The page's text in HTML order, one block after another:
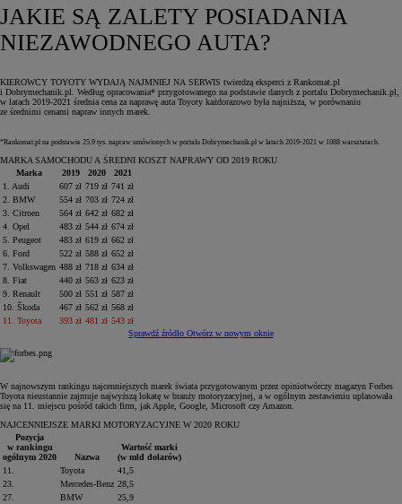
JAKIE SĄ ZALETY POSIADANIA
NIEZAWODNEGO AUTA?
KIEROWCY TOYOTY WYDAJĄ NAJMNIEJ NA SERWIS twierdzą eksperci z Rankomat.pl
i Dobrymechanik.pl. Według opracowania* przygotowanego na podstawie danych z portalu Dobrymechanik.pl,
w latach 2019‑2021 średnia cena za naprawę auta Toyoty każdorazowo była najniższa, w porównaniu
ze średnimi cenami napraw innych marek.
*Rankomat.pl na podstawie 25.9 tys. napraw umówionych w portalu Dobrymechanik.pl w latach 2019‑2021 w 1088 warsztatach.
MARKA SAMOCHODU A ŚREDNI KOSZT NAPRAWY OD 2019 ROKU
Marka
2019 2020
2021
1. Audi
607 zł 719 zł 741 zł
2. BMW
554 zł 703 zł 724 zł
3. Citroen
564 zł 642 zł 682 zł
4. Opel
483 zł 544 zł 674 zł
5. Peugeot
483 zł 619 zł 662 zł
6. Ford
522 zł 588 zł 652 zł
7. Volkswagen 488 zł 718 zł 634 zł
8. Fiat
440 zł 563 zł 623 zł
9. Renault
500 zł 551 zł 587 zł
10. Škoda
467 zł 562 zł 568 zł
11. Toyota
393 zł 481 zł 543 zł
Sprawdź źródło Otwórz w nowym oknie
W najnowszym rankingu najcenniejszych marek świata przygotowanym przez opiniotwórczy magazyn Forbes
Toyota nieustannie zajmuje najwyższą lokatę w branży motoryzacyjnej, a w ogólnym zestawieniu uplasowała
się na 11. miejscu pośród takich firm, jak Apple, Google, Microsoft czy Amazon.
NAJCENNIEJSZE MARKI MOTORYZACYJNE W 2020 ROKU
Pozycja
w rankingu
ogólnym 2020
Nazwa
Wartość marki
(w mld dolarów)
11.
Toyota
41,5
23.
Mercedes‑Benz 28,5
27.
BMW
25,9